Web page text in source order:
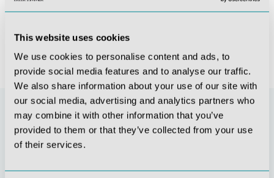
This website uses cookies
We use cookies to personalise content and ads, to
provide social media features and to analyse our traffic.
We also share information about your use of our site with
our social media, advertising and analytics partners who
may combine it with other information that you’ve
provided to them or that they’ve collected from your use
of their services.
1.663,62 €* 1.663,62 €*